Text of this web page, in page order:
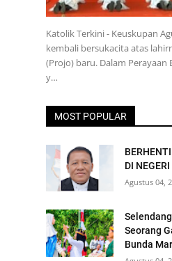
Katolik Terkini - Keuskupan
kembali bersukacita atas
(Projo) baru. Dalam Perayaan
y…
MOST POPULAR
DI
Agustus 04,
Seorang
Bunda